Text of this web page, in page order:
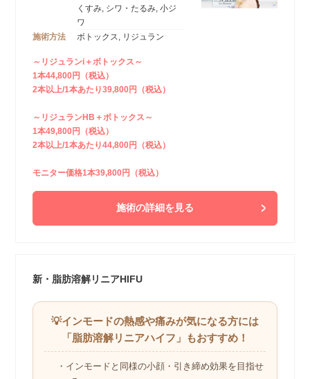
くすみ, シワ・たるみ, 小ジ
ワ
施術方法
ボトックス, リジュラン
～リジュランi＋ボトックス～
1本44,800円（税込）
2本以上/1本あたり39,800円（税込）
～リジュランHB＋ボトックス～
1本49,800円（税込）
2本以上/1本あたり44,800円（税込）
モニター価格1本39,800円（税込）
施術の詳細を見る
新・脂肪溶解リニアHIFU
💡インモードの熱感や痛みが気になる方には
「脂肪溶解リニアハイフ」もおすすめ！
・インモードと同様の小顔・引き締め効果を目指せ